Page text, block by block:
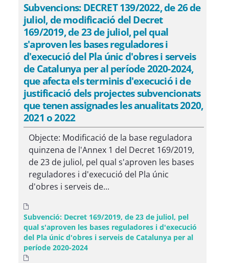
Subvencions: DECRET 139/2022, de 26 de
juliol, de modificació del Decret
169/2019, de 23 de juliol, pel qual
s'aproven les bases reguladores i
d'execució del Pla únic d'obres i serveis
de Catalunya per al període 2020-2024,
que afecta els terminis d'execució i de
justificació dels projectes subvencionats
que tenen assignades les anualitats 2020,
2021 o 2022
Objecte: Modificació de la base reguladora
quinzena de l'Annex 1 del Decret 169/2019,
de 23 de juliol, pel qual s'aproven les bases
reguladores i d'execució del Pla únic
d'obres i serveis de...
Subvenció: Decret 169/2019, de 23 de juliol, pel
qual s'aproven les bases reguladores i d'execució
del Pla únic d'obres i serveis de Catalunya per al
període 2020-2024